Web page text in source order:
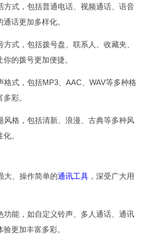
方式，包括普通电话、视频通话、语音
话更加多样化。
式，包括拨号盘、联系人、收藏夹、
的拨号更加便捷。
格式，包括MP3、AAC、WAV等多种格
彩。
风格，包括清新、浪漫、古典等多种风
。
大、操作简单的通讯工具 ，深受广大用
功能，如自定义铃声、多人通话、通讯
更加丰富多彩。